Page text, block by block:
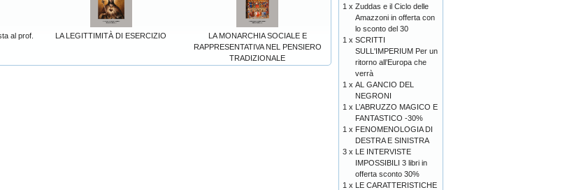
al prof.
LA LEGITTIMITÀ DI ESERCIZIO
LA MONARCHIA SOCIALE E
RAPPRESENTATIVA NEL PENSIERO
TRADIZIONALE
1 x Zuddas e il Ciclo delle
Amazzoni in offerta con
lo sconto del 30
1 x SCRITTI
SULL'IMPERIUM Per un
ritorno all’Europa che
verrà
1 x AL GANCIO DEL
NEGRONI
1 x L’ABRUZZO MAGICO E
FANTASTICO -30%
1 x FENOMENOLOGIA DI
DESTRA E SINISTRA
3 x LE INTERVISTE
IMPOSSIBILI 3 libri in
offerta sconto 30%
1 x LE CARATTERISTICHE